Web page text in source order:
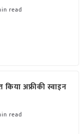
read
अफ्रीकी स्वाइन
read